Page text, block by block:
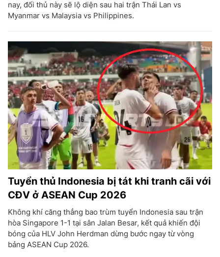
nay, đối thủ này sẽ lộ diện sau hai trận Thái Lan vs
Myanmar vs Malaysia vs Philippines.
Tuyển thủ Indonesia bị tát khi tranh cãi với
CĐV ở ASEAN Cup 2026
Không khí căng thẳng bao trùm tuyển Indonesia sau trận
hòa Singapore 1-1 tại sân Jalan Besar, kết quả khiến đội
bóng của HLV John Herdman dừng bước ngay từ vòng
bảng ASEAN Cup 2026.